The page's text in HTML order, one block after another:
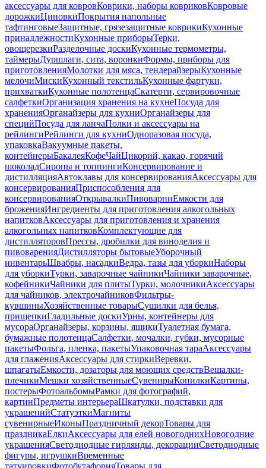
аксессуары для ковровКоврики, наборы ковриковКовровые
дорожкиЦиновкиПокрытия напольные
тафтинговыеЗащитные, грязезащитные коврикиКухонные
принадлежностиКухонные приборыТерки,
овощерезкиРазделочные доскиКухонные термометры,
таймерыДуршлаги, сита, воронкиФормы, приборы для
приготовленияМолотки для мяса, тендерайзерыКухонные
мелочиМискиКухонный текстильКухонные фартуки,
прихваткиКухонные полотенцаСкатерти, сервировочные
салфеткиОрганизация хранения на кухнеПосуда для
храненияОрганайзеры для кухниОрганайзеры для
специйПосуда для ланчаПолки и аксессуары на
рейлингиРейлинги для кухниОдноразовая посуда,
упаковкаВакуумные пакеты,
контейнерыБакалеяКофеЧайЦикорий, какао, горячий
шоколадСиропы и топпингиКонсервирование и
дистилляцияАвтоклавы для консервированияАксессуары для
консервированияПриспособления для
консервированияОткрывалкиПивоварниЕмкости для
броженияИнгредиенты для приготовления алкогольных
напитковАксессуары для приготовления и хранения
алкогольных напитковКомплектующие для
дистилляторовПрессы, дробилки для виноделия и
пивоваренияДистилляторы бытовыеУборочный
инвентарьШвабры, насадкиВедра, тазы для уборкиНаборы
для уборкиТурки, заварочные чайникиЧайники заварочные,
кофейникиЧайники для плитыТурки, молочникиАксессуары
для чайников, электрочайниковФильтры-
кувшиныХозяйственные товарыСушилки для белья,
прищепкиГладильные доскиУрны, контейнеры для
мусораОрганайзеры, корзины, ящикиТуалетная бумага,
бумажные полотенцаСалфетки, мочалки, губки, мусорные
пакетыФольга, пленка, пакетыУпаковочная тараАксессуары
для глаженияАксессуары для стиркиВеревки,
шпагатыЕмкости, дозаторы для моющих средствВешалки-
плечикиМешки хозяйственныеСувенирыКопилкиКартины,
постерыФотоальбомыРамки для фотографий,
картинПредметы интерьераШкатулки, подставки для
украшенийСтатуэткиМагниты
сувенирныеИконыПраздничный декорТовары для
праздникаЕлкиАксессуары для елей новогоднихНовогодние
украшенияСветодиодные гирлянды, декорацииСветодиодные
фигуры, игрушкиВременные
татуировкиФотобутафорияТовары для